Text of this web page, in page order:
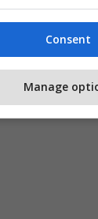
Consent
Manage